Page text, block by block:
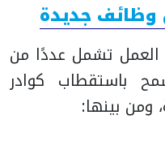
وظائف جديدة
تشمل عددًا من
باستقطاب كوادر
ومن بينها: